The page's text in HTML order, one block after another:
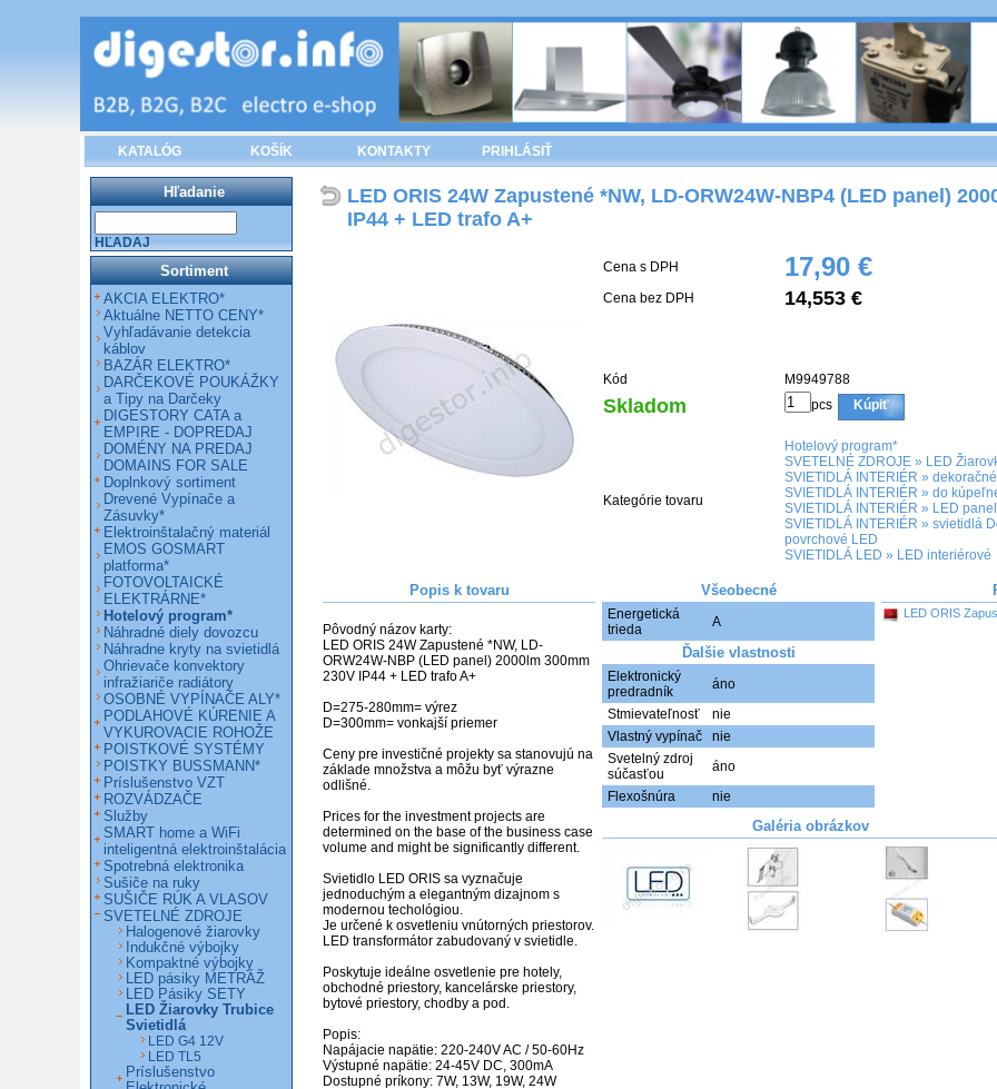
KATALÓG KOŠÍK KONTAKTY PRIHLÁSIŤ
LED ORIS 24W Zapustené *NW, LD-ORW24W-NBP4 (LED panel)
IP44 + LED trafo A+
Cena s DPH 17,90 €
Cena bez DPH 14,553 €
Kód M9949788
Skladom pcs Kúpiť
Kategórie tovaru
Hotelový program*
SVETELNÉ ZDROJE » LED
SVIETIDLÁ INTERIÉR »
SVIETIDLÁ INTERIÉR » do
SVIETIDLÁ INTERIÉR » LED
SVIETIDLÁ INTERIÉR » svietidlá
povrchové LED
SVIETIDLÁ LED » LED interiérové
Popis k tovaru
Pôvodný názov karty:
LED ORIS 24W Zapustené *NW, LD-
ORW24W-NBP (LED panel) 2000lm 300mm
230V IP44 + LED trafo A+
D=275-280mm= výrez
D=300mm= vonkajší priemer
Ceny pre investičné projekty sa stanovujú na
základe množstva a môžu byť výrazne
odlišné.
Prices for the investment projects are
determined on the base of the business case
volume and might be significantly different.
Svietidlo LED ORIS sa vyznačuje
jednoduchým a elegantným dizajnom s
modernou techológiou.
Je určené k osvetleniu vnútorných priestorov.
LED transformátor zabudovaný v svietidle.
Poskytuje ideálne osvetlenie pre hotely,
obchodné priestory, kancelárske priestory,
bytové priestory, chodby a pod.
Popis:
Napájacie napätie: 220-240V AC / 50-60Hz
Výstupné napätie: 24-45V DC, 300mA
Dostupné príkony: 7W, 13W, 19W, 24W
Všeobecné
Energetická
trieda
A
Ďalšie vlastnosti
Elektronický
predradník
áno
Stmievateľnosť
nie
Vlastný vypínač
nie
Svetelný zdroj
súčasťou
áno
Flexošnúra
nie
LED ORIS
Galéria obrázkov
Hľadanie
HĽADAJ
Sortiment
AKCIA ELEKTRO*
Aktuálne NETTO CENY*
Vyhľadávanie detekcia
káblov
BAZÁR ELEKTRO*
DARČEKOVÉ POUKÁŽKY
a Tipy na Darčeky
DIGESTORY CATA a
EMPIRE - DOPREDAJ
DOMÉNY NA PREDAJ
DOMAINS FOR SALE
Doplnkový sortiment
Drevené Vypínače a
Zásuvky*
Elektroinštalačný materiál
EMOS GOSMART
platforma*
FOTOVOLTAICKÉ
ELEKTRÁRNE*
Hotelový program*
Náhradné diely dovozcu
Náhradne kryty na svietidlá
Ohrievače konvektory
infražiariče radiátory
OSOBNÉ VYPÍNAČE ALY*
PODLAHOVÉ KÚRENIE A
VYKUROVACIE ROHOŽE
POISTKOVÉ SYSTÉMY
POISTKY BUSSMANN*
Príslušenstvo VZT
ROZVÁDZAČE
Služby
SMART home a WiFi
inteligentná elektroinštalácia
Spotrebná elektronika
Sušiče na ruky
SUŠIČE RÚK A VLASOV
SVETELNÉ ZDROJE
Halogenové žiarovky
Indukčné výbojky
Kompaktné výbojky
LED pásiky METRÁŽ
LED Pásiky SETY
LED Žiarovky Trubice
Svietidlá
LED G4 12V
LED TL5
Príslušenstvo